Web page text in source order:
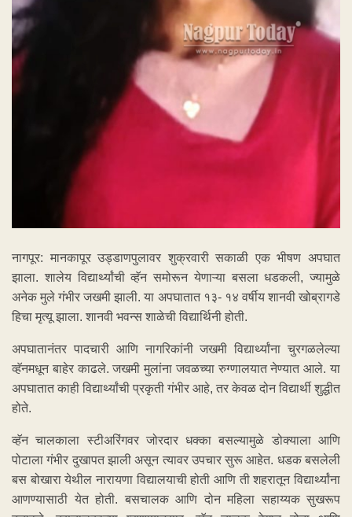
नागपूर: मानकापूर उड्डाणपुलावर शुक्रवारी सकाळी एक भीषण अपघात
झाला. शालेय विद्यार्थ्यांची व्हॅन समोरून येणाऱ्या बसला धडकली, ज्यामुळे
अनेक मुले गंभीर जखमी झाली. या अपघातात १३- १४ वर्षीय शानवी खोब्रागडे
हिचा मृत्यू झाला. शानवी भवन्स शाळेची विद्यार्थिनी होती.
अपघातानंतर पादचारी आणि नागरिकांनी जखमी विद्यार्थ्यांना चुरगळलेल्या
व्हॅनमधून बाहेर काढले. जखमी मुलांना जवळच्या रुग्णालयात नेण्यात आले. या
अपघातात काही विद्यार्थ्यांची प्रकृती गंभीर आहे, तर केवळ दोन विद्यार्थी शुद्धीत
होते.
व्हॅन चालकाला स्टीअरिंगवर जोरदार धक्का बसल्यामुळे डोक्याला आणि
पोटाला गंभीर दुखापत झाली असून त्यावर उपचार सुरू आहेत. धडक बसलेली
बस बोखारा येथील नारायणा विद्यालयाची होती आणि ती शहरातून विद्यार्थ्यांना
आणण्यासाठी येत होती. बसचालक आणि दोन महिला सहाय्यक सुखरूप